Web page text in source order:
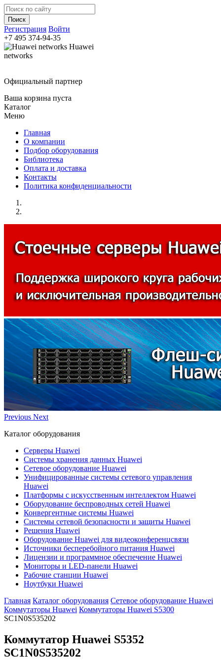
Регистрация Войти
+7 495 374-94-35
Huawei
networks
Официальный партнер
Ваша корзина пуста
Каталог
Меню
Главная
О компании
Подбор оборудования
Библиотека
Оплата и доставка
Контакты
Политика конфиденциальности
Previous Next
Каталог оборудования
Серверы Huawei
Системы хранения данных Huawei
Сетевое оборудование Huawei
Унифицированные системы сетевого управления
Huawei
Платформы с искусственным интеллектом Huawei
Оборудование беспроводных сетей Huawei
Конвергентные системы Huawei
Системы сетевой безопасности и защиты Huawei
Решения Huawei
Оборудование Huawei для видеоконференцсвязи
Источники бесперебойного питания Huawei
Лицензии и программное обеспечение Huawei
Мониторы и LED-панели Huawei
Рабочие станции Huawei
Ноутбуки Huawei
Главная Каталог оборудования Сетевое оборудование Huawei
Коммутаторы Huawei Коммутаторы Huawei S5300
SC1N0S535202
Коммутатор Huawei S5352
SC1N0S535202